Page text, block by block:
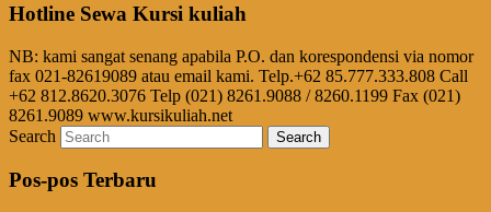
Hotline Sewa Kursi kuliah
NB: kami sangat senang apabila P.O. dan korespondensi via nomor
fax 021-82619089 atau email kami. Telp.+62 85.777.333.808 Call
+62 812.8620.3076 Telp (021) 8261.9088 / 8260.1199 Fax (021)
8261.9089 www.kursikuliah.net
Search
Pos-pos Terbaru